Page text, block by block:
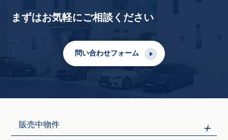
まずはお気軽にご相談ください
問い合わせフォーム
販売中物件